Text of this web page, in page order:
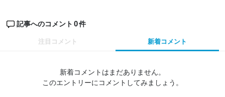
記事へのコメント 0件
注目コメント 新着コメント
新着コメントはまだありません。
このエントリーにコメントしてみましょう。